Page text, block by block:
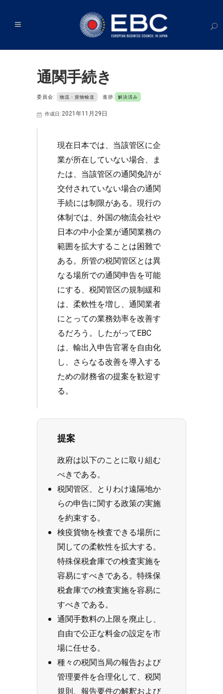
通関手続き
委員会: 物流・貨物輸送 進捗: 解決済み
作成日:2021年11月29日
現在日本では、当該管区に企
業が所在していない場合、ま
たは、当該管区の通関免許が
交付されていない場合の通関
手続には制限がある。現行の
体制では、外国の物流会社や
日本の中小企業が通関業務の
範囲を拡大することは困難で
ある。所管の税関管区とは異
なる場所での通関申告を可能
にする、税関管区の規制緩和
は、柔軟性を増し、通関業者
にとっての業務効率を改善す
るだろう。したがってEBC
は、輸出入申告官署を自由化
し、さらなる改善を導入する
ための財務省の提案を歓迎す
る。
提案
政府は以下のことに取り組む
べきである。
税関管区、とりわけ遠隔地か
らの申告に関する政策の実施
を約束する。
検疫貨物を検査できる場所に
関しての柔軟性を拡大する。
特殊保税倉庫での検査実施を
容易にすべきである。特殊保
税倉庫での検査実施を容易に
すべきである。
通関手数料の上限を廃止し、
自由で公正な料金の設定を市
場に任せる。
種々の税関当局の報告および
管理要件を合理化して、税関
規則、報告要件の解釈および